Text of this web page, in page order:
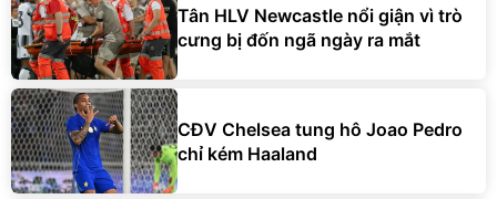
Tân HLV Newcastle nổi giận vì trò
cưng bị đốn ngã ngày ra mắt
CĐV Chelsea tung hô Joao Pedro
chỉ kém Haaland